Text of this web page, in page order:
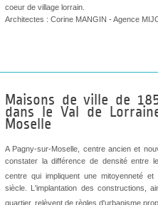
coeur de village lorrain.
Architectes : Corine MANGIN - Agence
Maisons de ville de
dans le Val de
Moselle
A Pagny-sur-Moselle, centre ancien et
constater la différence de densité entre
centre qui impliquent une mitoyenneté
siècle. L'implantation des constructions,
quartier, relèvent de règles d'urbanisme